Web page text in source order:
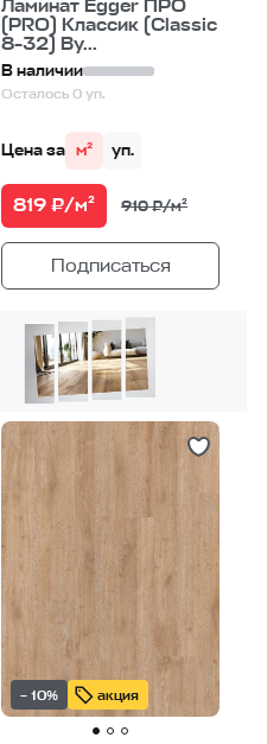
Ламинат Egger ПРО
(PRO) Классик (Classic
8-32) Ву...
В наличии
Осталось 0 уп.
Цена за м² уп.
819 ₽/м² 910 ₽/м²
Подписаться
– 10% акция